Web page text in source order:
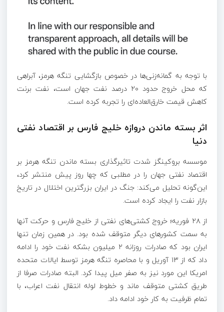
با توجه به گمانه‌زنی‌ها در خصوص بازگشایی تنگه هرمز، آبراهی
که محل خروج حدود ۲۰ درصد نفت جهان است، نفت برنت
کاهش قیمت خارق‌العاده‌ای را تجربه کرده است.
اثر بسته ماندن دروازه خلیج فارس بر اقتصاد نفتی
دنیا
موسسه بروکینگز شدت تاثیرگذاری بسته ماندن تنگه هرمز بر
اقتصاد نفتی جهان را در مطلبی که چها روز پیش منتشر کرد،
این‌گونه تحلیل می‌کند: جنگ در ایران بزرگترین اختلال در تاریخ
بازار نفت را ایجاد کرده است.
از ۲۸ فوریه؛ خروج کشتی‌های نفتی از خلیج فارس و حرکت آنها
به سمت کشور‌های دیگر متوقف شده بود. در همین زمان تنها
ایران بود که صادرات روزانه ۲ میلیون بشکه نفت خود را ادامه
داد که از ۱۳ آوریل و با محاصره تنگه هرمز توسط ایالات متحده
امریکا این مورد نیز به صفر میل پیدا کرد. البته صادرات صرفا از
طریق کشتی متوقف ماند و خطوط لوله انتقال نفت اعراب، با
تمام ظرفیت به کار خود ادامه داد.